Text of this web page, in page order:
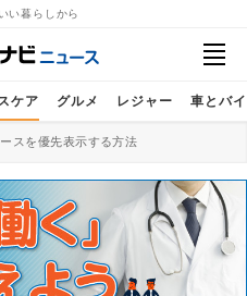
い暮らしから
ケア グルメ レジャー 車とバ
スを優先表示する方法